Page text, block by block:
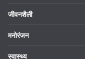
जीवनशैली
मनोरंजन
स्वास्थ्य